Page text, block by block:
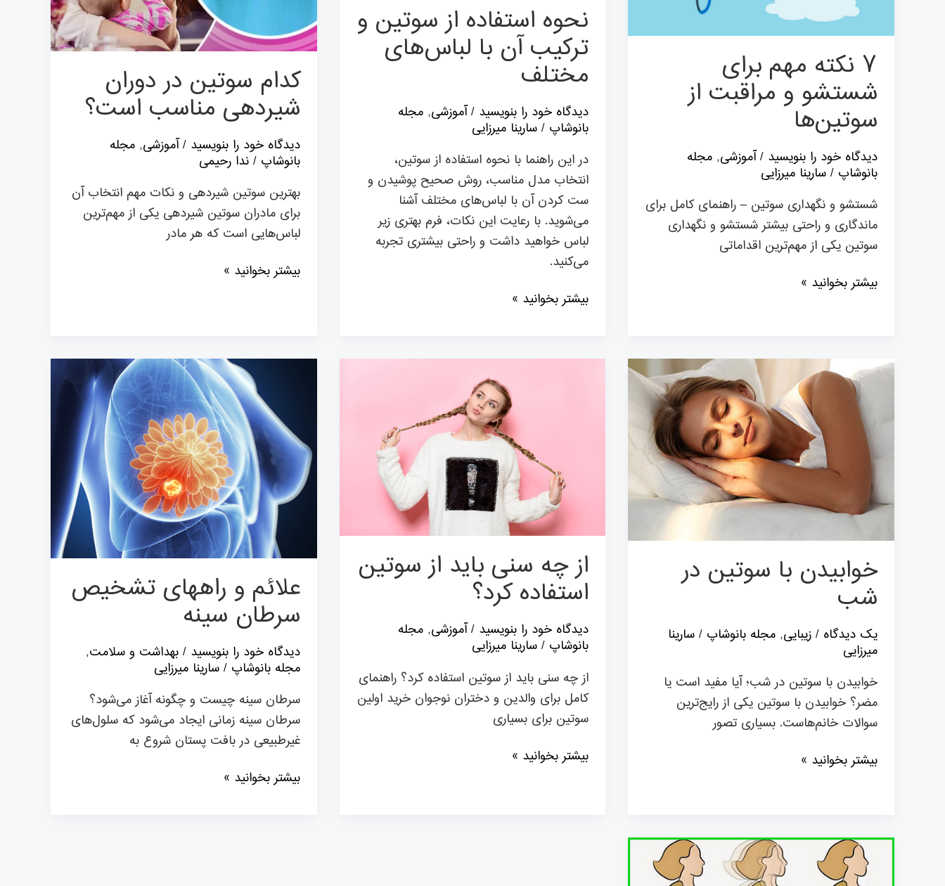
۷ نکته مهم برای
شستشو و مراقبت از
سوتین‌ها
دیدگاه‌ خود را بنویسید /آموزشی, مجله
بانوشاپ / سارینا میرزایی
شستشو و نگهداری سوتین – راهنمای کامل برای
ماندگاری و راحتی بیشتر شستشو و نگهداری
سوتین یکی از مهم‌ترین اقداماتی
سوتین‌ها
بیشتر بخوانید »
نحوه استفاده از سوتین و
ترکیب آن با لباس‌های
مختلف
دیدگاه‌ خود را بنویسید /آموزشی, مجله
بانوشاپ / سارینا میرزایی
در این راهنما با نحوه استفاده از سوتین،
انتخاب مدل مناسب، روش صحیح پوشیدن و
ست کردن آن با لباس‌های مختلف آشنا
می‌شوید. با رعایت این نکات، فرم بهتری زیر
لباس خواهید داشت و راحتی بیشتری تجربه
می‌کنید.
لباس‌های
مختلف
بیشتر بخوانید »
کدام سوتین در دوران
شیردهی مناسب است؟
دیدگاه‌ خود را بنویسید /آموزشی,مجله
بانوشاپ /ندا رحیمی
بهترین سوتین شیردهی و نکات مهم انتخاب آن
برای مادران سوتین شیردهی یکی از مهم‌ترین
لباس‌هایی است که هر مادر
بیشتر بخوانید »
خوابیدن با سوتین در
شب
یک دیدگاه / زیبایی, مجله بانوشاپ / سارینا
میرزایی
خوابیدن با سوتین در شب؛ آیا مفید است یا
مضر؟ خوابیدن با سوتین یکی از رایج‌ترین
سوالات خانم‌هاست. بسیاری تصور
خوابیدن
سوتین
در
شب
بیشتر بخوانید »
از چه سنی باید از سوتین
استفاده کرد؟
دیدگاه‌ خود را بنویسید /آموزشی, مجله
بانوشاپ / سارینا میرزایی
از چه سنی باید از سوتین استفاده کرد؟ راهنمای
کامل برای والدین و دختران نوجوان خرید اولین
سوتین برای بسیاری
سوتین
استفاده
بیشتر بخوانید »
علائم و راههای تشخیص
سرطان سینه
دیدگاه‌ خود را بنویسید /بهداشت و سلامت,
مجله بانوشاپ /سارینا میرزایی
سرطان سینه چیست و چگونه آغاز می‌شود؟
سرطان سینه زمانی ایجاد می‌شود که سلول‌های
غیرطبیعی در بافت پستان شروع به
راههای
تشخیص
سرطان
بیشتر بخوانید »
چه
تغذیه